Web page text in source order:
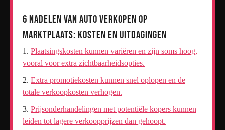
6 Nadelen van Auto Verkopen op
Marktplaats: Kosten en Uitdagingen
Plaatsingskosten kunnen variëren en zijn soms hoog,
vooral voor extra zichtbaarheidsopties.
Extra promotiekosten kunnen snel oplopen en de
totale verkoopkosten verhogen.
Prijsonderhandelingen met potentiële kopers kunnen
leiden tot lagere verkoopprijzen dan gehoopt.